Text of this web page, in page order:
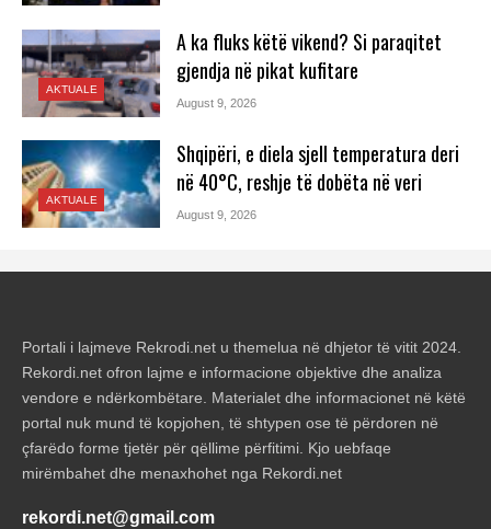
AKTUALE
A ka fluks këtë vikend? Si paraqitet
gjendja në pikat kufitare
August 9, 2026
AKTUALE
Shqipëri, e diela sjell temperatura deri
në 40°C, reshje të dobëta në veri
August 9, 2026
Portali i lajmeve Rekrodi.net u themelua në dhjetor të vitit 2024.
Rekordi.net ofron lajme e informacione objektive dhe analiza
vendore e ndërkombëtare. Materialet dhe informacionet në këtë
portal nuk mund të kopjohen, të shtypen ose të përdoren në
çfarëdo forme tjetër për qëllime përfitimi. Kjo uebfaqe
mirëmbahet dhe menaxhohet nga Rekordi.net
rekordi.net@gmail.com